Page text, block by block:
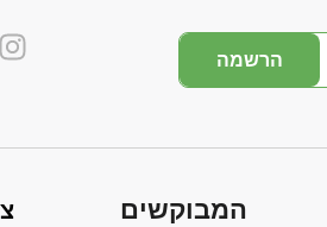
הרשמה
המבוקשים